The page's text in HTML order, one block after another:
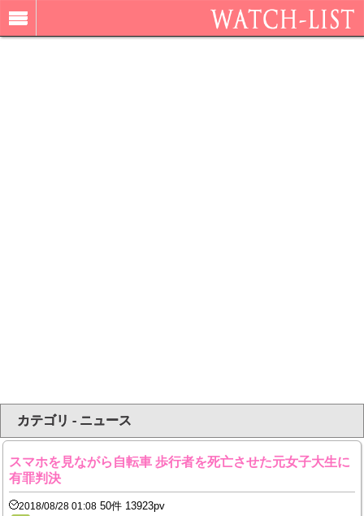
カテゴリ - ニュース
スマホを見ながら自転車 歩行者を死亡させた元女子大生に
有罪判決
2018/08/28 01:08 50件 13923pv